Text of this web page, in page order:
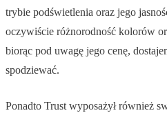
trybie podświetlenia oraz jego
oczywiście różnorodność kolorów
biorąc pod uwagę jego cenę,
spodziewać.
Ponadto Trust wyposażył również